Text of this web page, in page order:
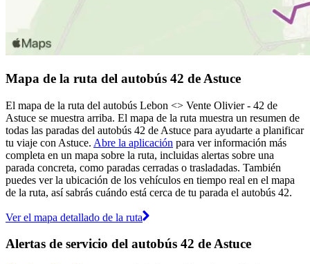
Mapa de la ruta del autobús 42 de Astuce
El mapa de la ruta del autobús Lebon <> Vente Olivier - 42 de
Astuce se muestra arriba. El mapa de la ruta muestra un resumen de
todas las paradas del autobús 42 de Astuce para ayudarte a planificar
tu viaje con Astuce. Abre la aplicación para ver información más
completa en un mapa sobre la ruta, incluidas alertas sobre una
parada concreta, como paradas cerradas o trasladadas. También
puedes ver la ubicación de los vehículos en tiempo real en el mapa
de la ruta, así sabrás cuándo está cerca de tu parada el autobús 42.
Ver el mapa detallado de la ruta
Alertas de servicio del autobús 42 de Astuce